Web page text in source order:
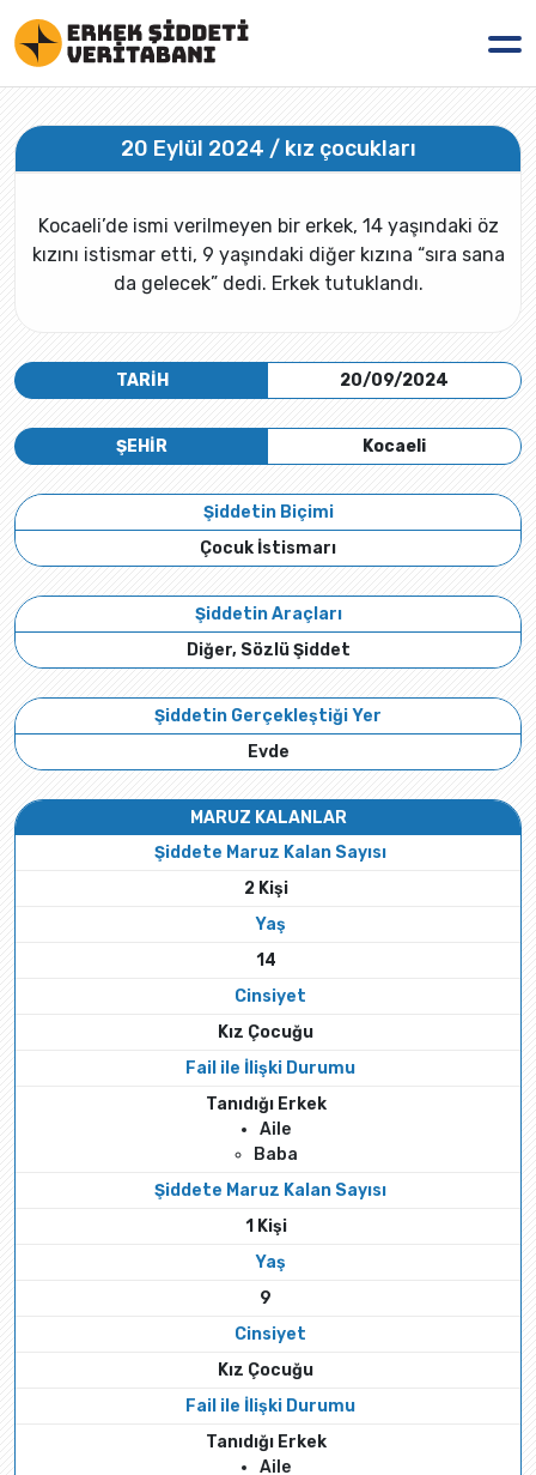
20 Eylül 2024 / kız çocukları
Kocaeli’de ismi verilmeyen bir erkek, 14 yaşındaki öz
kızını istismar etti, 9 yaşındaki diğer kızına “sıra sana
da gelecek” dedi. Erkek tutuklandı.
TARİH 20/09/2024
Kocaeli
ŞEHİR
Şiddetin Biçimi
Çocuk İstismarı
Şiddetin Araçları
Diğer, Sözlü Şiddet
Şiddetin Gerçekleştiği Yer
Evde
MARUZ KALANLAR
Şiddete Maruz Kalan Sayısı
2 Kişi
Yaş
14
Cinsiyet
Kız Çocuğu
Fail ile İlişki Durumu
Tanıdığı Erkek
Aile
Baba
Şiddete Maruz Kalan Sayısı
1 Kişi
Yaş
9
Cinsiyet
Kız Çocuğu
Fail ile İlişki Durumu
Tanıdığı Erkek
Aile